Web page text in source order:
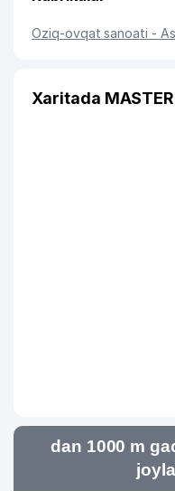
Oziq-ovqat sanoati -
Xaritada
dan 1000 m